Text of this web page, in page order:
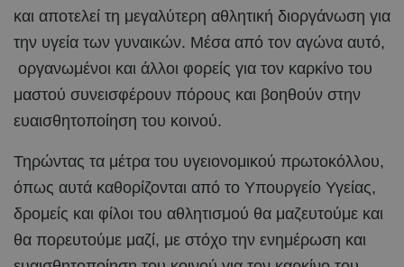
και αποτελεί τη μεγαλύτερη αθλητική διοργάνωση για
την υγεία των γυναικών. Μέσα από τον αγώνα αυτό,
οργανωμένοι και άλλοι φορείς για τον καρκίνο του
μαστού συνεισφέρουν πόρους και βοηθούν στην
ευαισθητοποίηση του κοινού.
Τηρώντας τα μέτρα του υγειονομικού πρωτοκόλλου,
όπως αυτά καθορίζονται από το Υπουργείο Υγείας,
δρομείς και φίλοι του αθλητισμού θα μαζευτούμε και
θα πορευτούμε μαζί, με στόχο την ενημέρωση και